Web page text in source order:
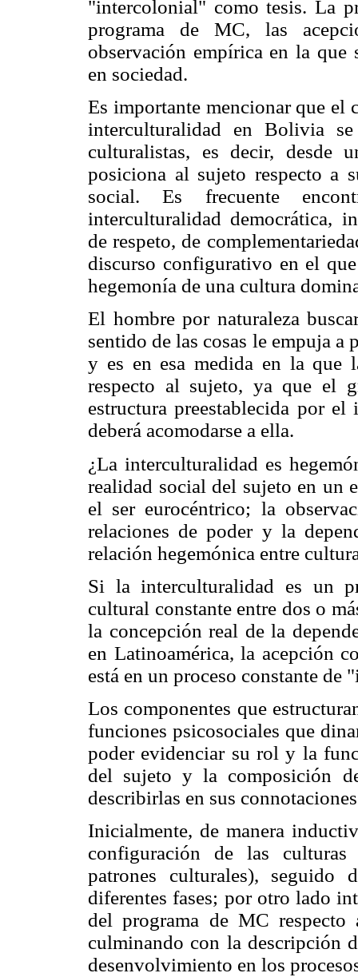
"intercolonial" como tesis. La
programa de MC, las
observación empírica en la que
en sociedad.
Es importante mencionar que el
interculturalidad en Bolivia se
culturalistas, es decir, desde
posiciona al sujeto respecto a
social. Es frecuente
interculturalidad democrática,
de respeto, de
discurso configurativo en el
hegemonía de una cultura
El hombre por naturaleza
sentido de las cosas le empuja
y es en esa medida en la que
respecto al sujeto, ya que el
estructura preestablecida por
deberá acomodarse a ella.
¿La interculturalidad es
realidad social del sujeto en un
el ser eurocéntrico; la
relaciones de poder y la
relación hegemónica entre
Si la interculturalidad es un
cultural constante entre dos o
la concepción real de la
en Latinoamérica, la acepción
está en un proceso constante
Los componentes que
funciones psicosociales que
poder evidenciar su rol y la
del sujeto y la composición
describirlas en sus
Inicialmente, de manera
configuración de las
patrones culturales), seguido
diferentes fases; por otro lado
del programa de MC
culminando con la descripción
desenvolvimiento en los